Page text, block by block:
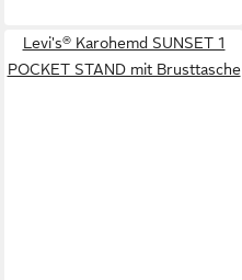
Levi's® Karohemd SUNSET 1
POCKET STAND mit Brusttasche